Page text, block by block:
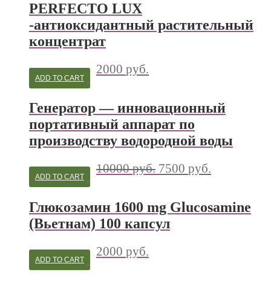
PERFECTO LUX
-антиоксидантный растительный
концентрат
2000 руб.
ADD TO CART
Генератор — инновационный
портативный аппарат по
производству водородной воды
10000руб. 7500 руб.
ADD TO CART
Глюкозамин 1600 mg Glucosamine
(Вьетнам) 100 капсул
2000 руб.
ADD TO CART